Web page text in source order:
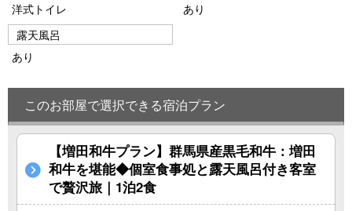
洋式トイレ
あり
露天風呂
あり
このお部屋で選択できる宿泊プラン
【増田和牛プラン】群馬県産黒毛和牛：増田
和牛を堪能◆個室食事処と露天風呂付き客室
で贅沢旅｜1泊2食